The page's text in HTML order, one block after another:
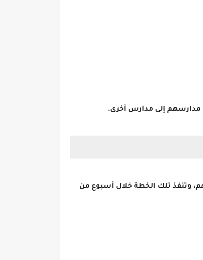
مدارسهم إلى مدارس أخرى.
وتنفذ تلك الخطة خلال أسبوع من